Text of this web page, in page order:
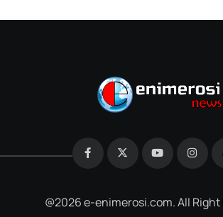
@2026 e-enimerosi.com. All Right